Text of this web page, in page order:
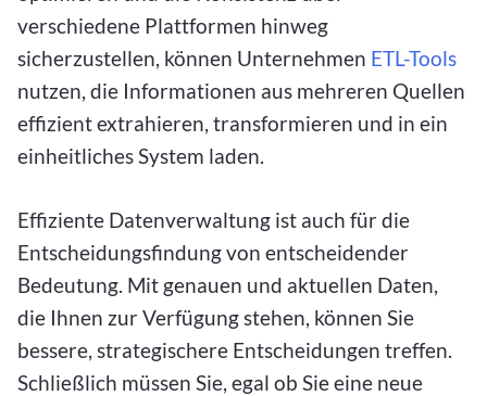
verschiedene Plattformen hinweg
sicherzustellen, können Unternehmen ETL-Tools
nutzen, die Informationen aus mehreren Quellen
effizient extrahieren, transformieren und in ein
einheitliches System laden.
Effiziente Datenverwaltung ist auch für die
Entscheidungsfindung von entscheidender
Bedeutung. Mit genauen und aktuellen Daten,
die Ihnen zur Verfügung stehen, können Sie
bessere, strategischere Entscheidungen treffen.
Schließlich müssen Sie, egal ob Sie eine neue